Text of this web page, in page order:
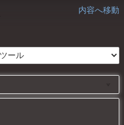
内容へ移動